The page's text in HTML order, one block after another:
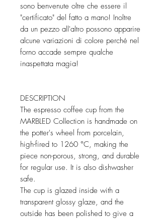
sono benvenute oltre che essere il
"certificato" del fatto a mano! Inoltre
da un pezzo all'altro possono apparire
alcune variazioni di colore perché nel
forno accade sempre qualche
inaspettata magia!
DESCRIPTION
The espresso coffee cup from the
MARBLED Collection is handmade on
the potter's wheel from porcelain,
high-fired to 1260 °C, making the
piece non-porous, strong, and durable
for regular use. It is also dishwasher
safe.
The cup is glazed inside with a
transparent glossy glaze, and the
outside has been polished to give a